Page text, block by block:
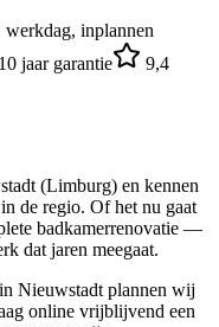
werkdag, inplannen
jaar garantie
9,4
(Limburg) en kennen
de regio. Of het nu gaat
badkamerrenovatie —
dat jaren meegaat.
Nieuwstadt plannen wij
online vrijblijvend een